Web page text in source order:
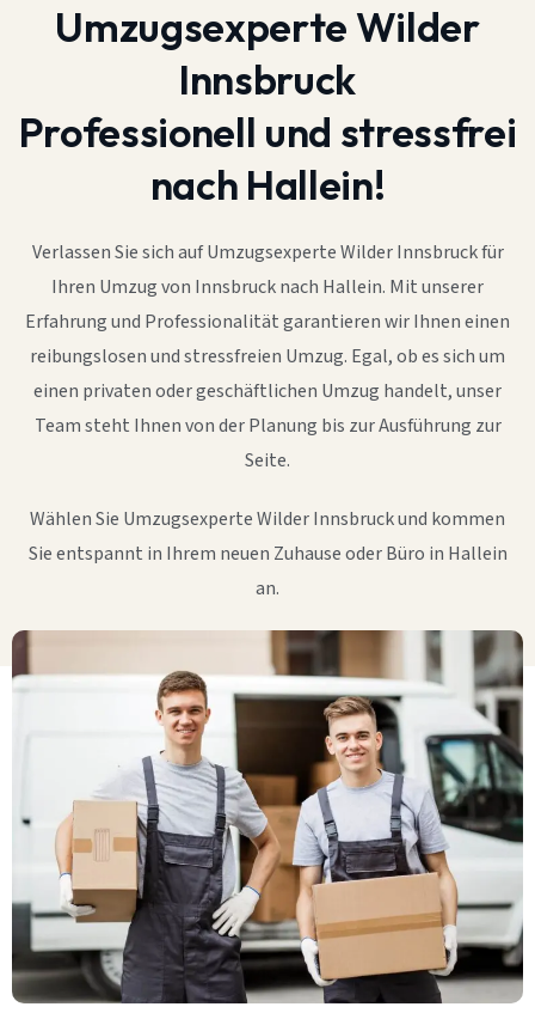
Umzugsexperte Wilder
Innsbruck
Professionell und stressfrei
nach Hallein!
Verlassen Sie sich auf Umzugsexperte Wilder Innsbruck für
Ihren Umzug von Innsbruck nach Hallein. Mit unserer
Erfahrung und Professionalität garantieren wir Ihnen einen
reibungslosen und stressfreien Umzug. Egal, ob es sich um
einen privaten oder geschäftlichen Umzug handelt, unser
Team steht Ihnen von der Planung bis zur Ausführung zur
Seite.
Wählen Sie Umzugsexperte Wilder Innsbruck und kommen
Sie entspannt in Ihrem neuen Zuhause oder Büro in Hallein
an.